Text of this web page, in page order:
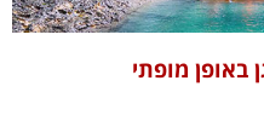
באופן מופתי